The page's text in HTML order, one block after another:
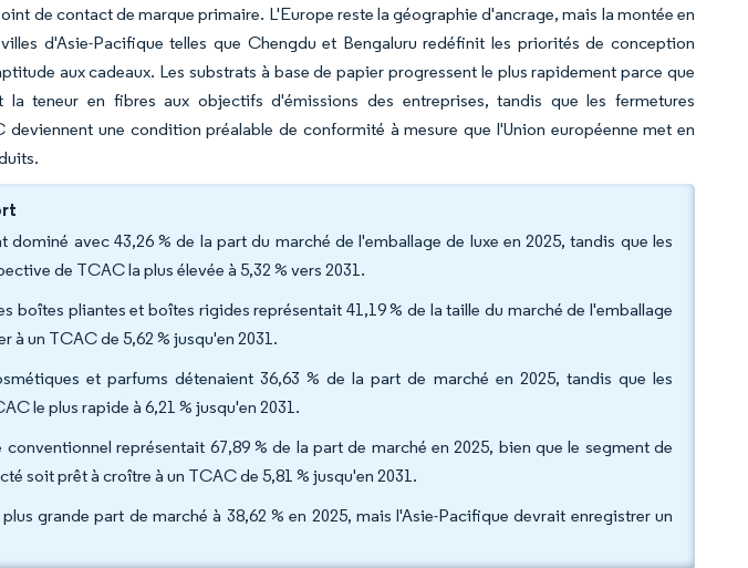
de contact de marque primaire. L'Europe reste la géographie d'ancrage, mais la montée en
d'Asie-Pacifique telles que Chengdu et Bengaluru redéfinit les priorités de conception
aux cadeaux. Les substrats à base de papier progressent le plus rapidement parce que
la teneur en fibres aux objectifs d'émissions des entreprises, tandis que les fermetures
une condition préalable de conformité à mesure que l'Union européenne met en
avec 43,26 % de la part du marché de l'emballage de luxe en 2025, tandis que les
de TCAC la plus élevée à 5,32 % vers 2031.
boîtes pliantes et boîtes rigides représentait 41,19 % de la taille du marché de l'emballage
à un TCAC de 5,62 % jusqu'en 2031.
et parfums détenaient 36,63 % de la part de marché en 2025, tandis que les
le plus rapide à 6,21 % jusqu'en 2031.
représentait 67,89 % de la part de marché en 2025, bien que le segment de
soit prêt à croître à un TCAC de 5,81 % jusqu'en 2031.
grande part de marché à 38,62 % en 2025, mais l'Asie-Pacifique devrait enregistrer un